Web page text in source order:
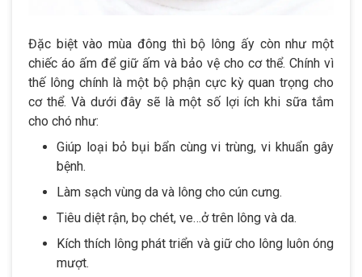
Đặc biệt vào mùa đông thì bộ lông ấy còn như một
chiếc áo ấm để giữ ấm và bảo vệ cho cơ thể. Chính vì
thế lông chính là một bộ phận cực kỳ quan trọng cho
cơ thể. Và dưới đây sẽ là một số lợi ích khi sữa tắm
cho chó như:
Giúp loại bỏ bụi bẩn cùng vi trùng, vi khuẩn gây
bệnh.
Làm sạch vùng da và lông cho cún cưng.
Tiêu diệt rận, bọ chét, ve…ở trên lông và da.
Kích thích lông phát triển và giữ cho lông luôn óng
mượt.